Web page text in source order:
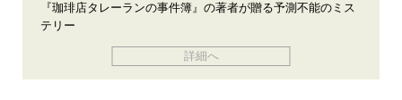
『珈琲店タレーランの事件簿』の著者が贈る予測不能のミス
テリー
詳細へ